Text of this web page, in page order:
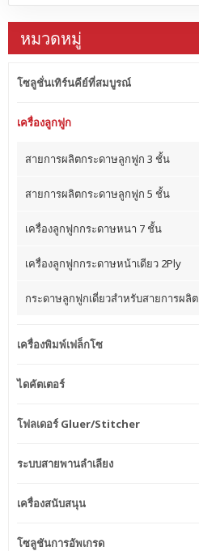
หมวดหมู่
โซลูชั่นเทิร์นคีย์ที่สมบูรณ์
เครื่องลูกฟูก
สายการผลิตกระดาษลูกฟูก 3 ชั้น
สายการผลิตกระดาษลูกฟูก 5 ชั้น
เครื่องลูกฟูกกระดาษหนา 7 ชั้น
เครื่องลูกฟูกกระดาษหน้าเดียว 2Ply
กระดาษลูกฟูกเดี่ยวสำหรับสายการผลิต
เครื่องพิมพ์เฟล็กโซ
ไดคัตเตอร์
โฟลเดอร์ Gluer/Stitcher
ระบบสายพานลำเลียง
เครื่องสนับสนุน
โซลูชันการอัพเกรด